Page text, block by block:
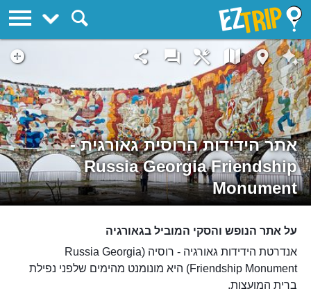
אתר הידידות הרוסית גאורגית -
Russia Georgia Friendship
Monument
על אתר הנופש והסקי המוביל בגאורגיה
אנדרטת הידידות גאורגיה - רוסיה (Russia Georgia
Friendship Monument) היא מונומנט מהימים שלפני נפילת
ברית המועצות.
EZTrip